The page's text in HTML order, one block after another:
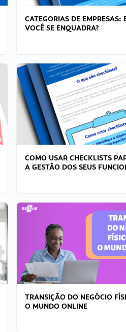
CATEGORIAS DE EMPRESAS:
VOCÊ SE ENQUADRA?
COMO USAR CHECKLISTS
A GESTÃO DOS SEUS
TRANSIÇÃO DO NEGÓCIO
O MUNDO ONLINE